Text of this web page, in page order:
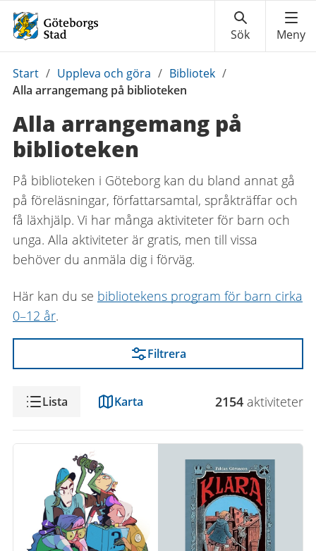
Du
är
Start / Uppleva och göra / Bibliotek /
Alla arrangemang på biblioteken
Alla arrangemang på
biblioteken
På biblioteken i Göteborg kan du bland annat gå
på föreläsningar, författarsamtal, språkträffar och
få läxhjälp. Vi har många aktiviteter för barn och
unga. Alla aktiviteter är gratis, men till vissa
behöver du anmäla dig i förväg.
Här kan du se bibliotekens program för barn cirka
0–12 år.
Filtrera
VisningLista Karta 2154 aktiviteter